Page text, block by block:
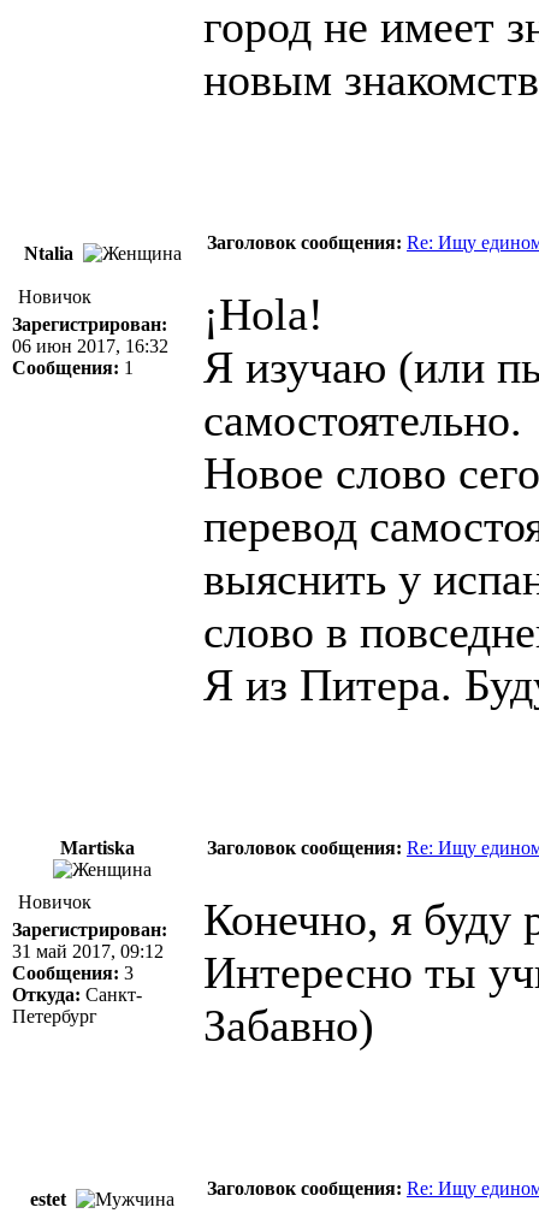
город не имеет
новым
Ntalia
Заголовок сообщения: Re: Ищу
Новичок
Зарегистрирован:
06 июн 2017, 16:32
Сообщения: 1
¡Hola!
Я изучаю (или
самостоятельно.
Новое слово
перевод
выяснить у
слово в
Я из Питера.
Martiska Заголовок сообщения: Re: Ищу
Новичок
Зарегистрирован:
31 май 2017, 09:12
Сообщения: 3
Откуда: Санкт-
Петербург
Конечно, я буду
Интересно ты
Забавно)
estet
Заголовок сообщения: Re: Ищу